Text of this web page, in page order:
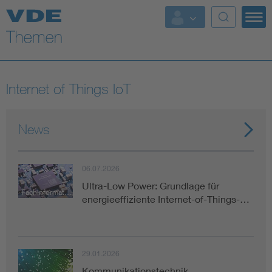
Top Themen
Fokusthemen
Energy
AI & Digital Trust
Health
Mobility
Weitere Themen
Internet of Things IoT
News
Fachinformation
06.07.2026
Ultra-Low Power: Grundlage für
energieeffiziente Internet-of-Things-…
29.01.2026